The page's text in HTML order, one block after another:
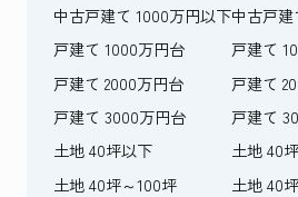
中古戸建て 1000万円以下
戸建て 1000万円台
戸建て 2000万円台
戸建て 3000万円台
土地 40坪以下
土地 40坪～100坪
中古戸
戸建て
戸建て
戸建て
土地 40
土地 40